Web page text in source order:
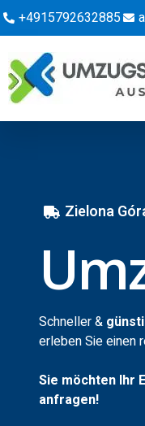
+4915792632885
Zielona
Schneller &
erleben Sie einen
Sie möchten Ihr
anfragen!